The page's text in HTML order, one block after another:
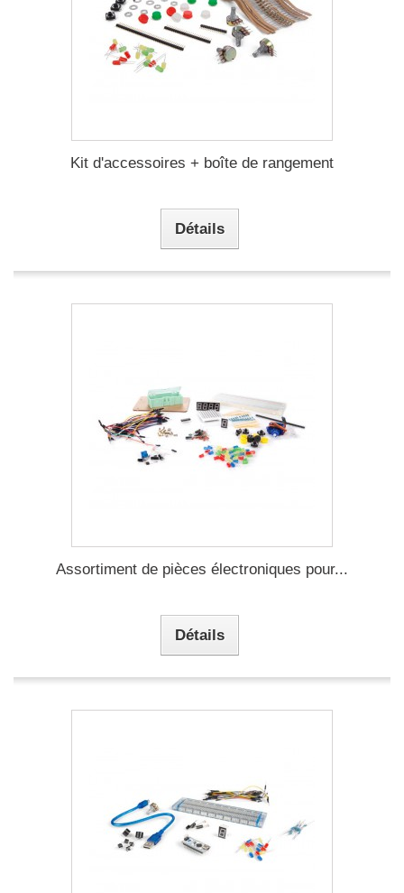
Kit d'accessoires + boîte de rangement
Détails
Assortiment de pièces électroniques pour...
Détails